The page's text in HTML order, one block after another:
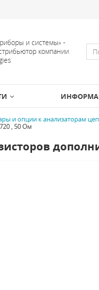
и системы» -
компании
и опции к анализаторам
, 50 Ом